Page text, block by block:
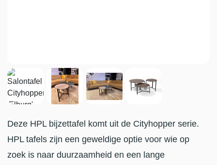
Deze HPL bijzettafel komt uit de Cityhopper serie.
HPL tafels zijn een geweldige optie voor wie op
zoek is naar duurzaamheid en een lange